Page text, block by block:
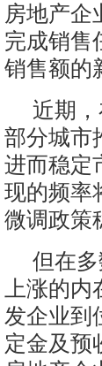
房地产企
完成销售
销售额的
近期
部分城市
进而稳定
现的频率
微调政策
但在
上涨的
发企业到
定金及预